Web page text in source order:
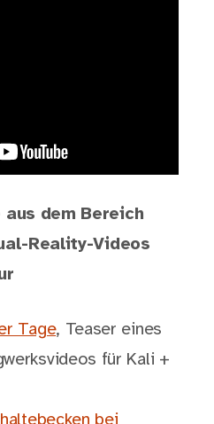
dem Bereich
Reality-Videos
Tage, Teaser eines
für Kali +
bei